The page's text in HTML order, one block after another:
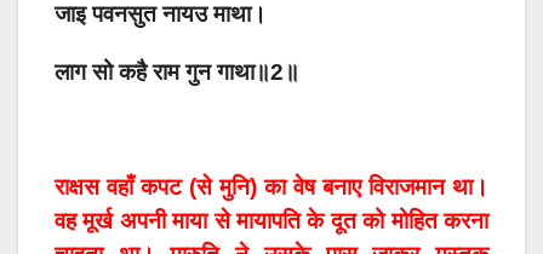
जाइ पवनसुत नायउ माथा।
लाग सो कहै राम गुन गाथा॥2॥
राक्षस वहाँ कपट (से मुनि) का वेष बनाए विराजमान था।
वह मूर्ख अपनी माया से मायापति के दूत को मोहित करना